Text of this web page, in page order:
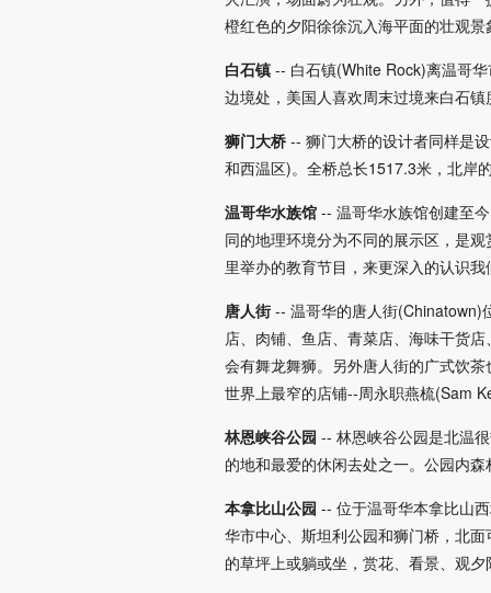
橙红色的夕阳徐徐沉入海平面的壮观
白石镇 -- 白石镇(White Rock)离温哥
边境处，美国人喜欢周末过境来白石
狮门大桥 -- 狮门大桥的设计者同样是
和西温区)。全桥总长1517.3米，北岸
温哥华水族馆 -- 温哥华水族馆创建至
同的地理环境分为不同的展示区，是
里举办的教育节目，来更深入的认识
唐人街-- 温哥华的唐人街(Chinatown)
店、肉铺、鱼店、青菜店、海味干货
会有舞龙舞狮。另外唐人街的广式饮
世界上最窄的店铺--周永职燕梳(Sam
林恩峡谷公园 -- 林恩峡谷公园是北温
的地和最爱的休闲去处之一。公园内
本拿比山公园 -- 位于温哥华本拿比山
华市中心、斯坦利公园和狮门桥，北
的草坪上或躺或坐，赏花、看景、观